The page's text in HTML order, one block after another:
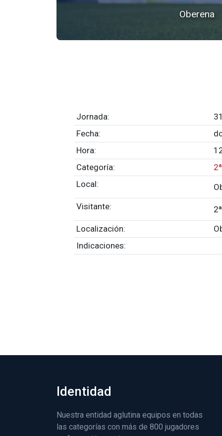
Oberena
Jornada:
Fecha:
Hora:
Categoría:
Local:
Visitante:
Localización:
Indicaciones:
Identidad
Nuestra entidad aglutina equipos en todas
las categorías con más de 800 jugadores